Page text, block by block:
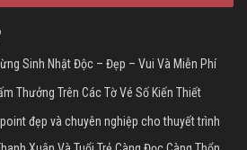
Sinh Nhật Độc – Đẹp – Vui Và Miễn Phí
Thưởng Trên Các Tờ Vé Số Kiến Thiết
đẹp và chuyên nghiệp cho thuyết trình